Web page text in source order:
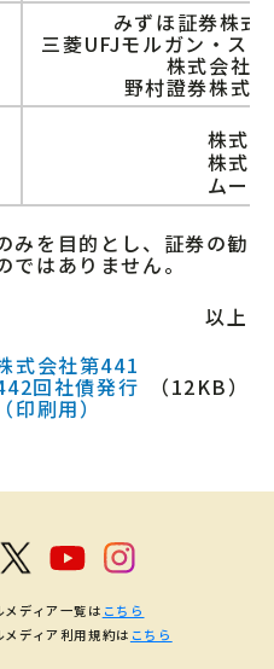
みずほ証券株式
三菱UFJモルガン・ス
株式会社
野村證券株式
株式
株式
ムー
みを目的とし、証券の勧
はありません。
以上
式会社第441
回社債発行
印刷用）
（12KB）
ディア一覧は こちら
ディア利用規約は こちら